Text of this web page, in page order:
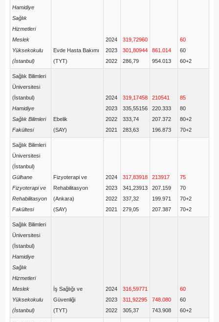
Hamidiye
Sağlık
Hizmetleri
Meslek
Yüksekokulu
(İstanbul)
Evde Hasta Bakımı
(TYT)
2024
2023
2022
319,72960
301,80944
286,79
861.014
954.013
60
60
60+2
Sağlık Bilimleri
Üniversitesi
(İstanbul)
Hamidiye
Sağlık Bilimleri
Fakültesi
Ebelik
(SAY)
2024
2023
2022
2021
319,17458
335,55156
333,74
283,63
210541
220.333
207.372
196.873
85
80
80+2
70+2
Sağlık Bilimleri
Üniversitesi
(İstanbul)
Gülhane
Fizyoterapi ve
Rehabilitasyon
Fakültesi
Fizyoterapi ve
Rehabilitasyon
(Ankara)
(SAY)
2024
2023
2022
2021
317,83918
341,23913
337,32
279,05
213917
207.159
199.971
207.387
75
70
70+2
70+2
Sağlık Bilimleri
Üniversitesi
(İstanbul)
Hamidiye
Sağlık
Hizmetleri
Meslek
Yüksekokulu
(İstanbul)
İş Sağlığı ve
Güvenliği
(TYT)
2024
2023
2022
316,59771
311,92295
305,37
748.080
743.908
60
60
60+2